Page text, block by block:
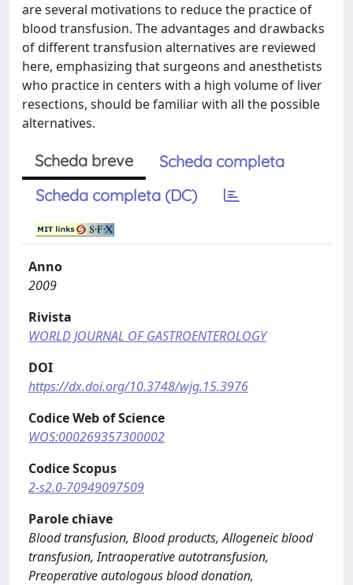
are several motivations to reduce the practice of
blood transfusion. The advantages and drawbacks
of different transfusion alternatives are reviewed
here, emphasizing that surgeons and anesthetists
who practice in centers with a high volume of liver
resections, should be familiar with all the possible
alternatives.
Scheda breve
Scheda completa
Scheda completa (DC)
Anno
2009
Rivista
WORLD JOURNAL OF GASTROENTEROLOGY
DOI
https://dx.doi.org/10.3748/wjg.15.3976
Codice Web of Science
WOS:000269357300002
Codice Scopus
2-s2.0-70949097509
Parole chiave
Blood transfusion, Blood products, Allogeneic blood
transfusion, Intraoperative autotransfusion,
Preoperative autologous blood donation,